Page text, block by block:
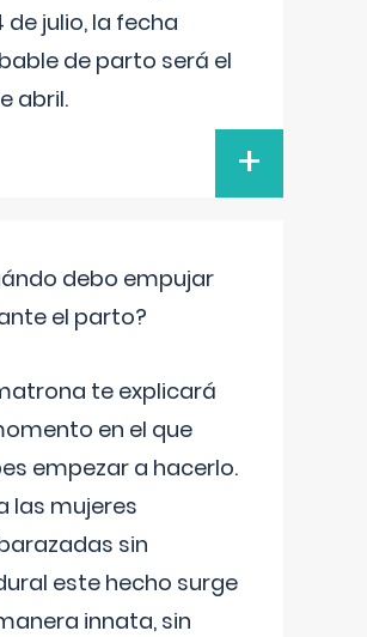
de julio, la fecha
de parto será el
abril.
+
debo empujar
el parto?
te explicará
en el que
empezar a hacerlo.
las mujeres
sin
este hecho surge
innata, sin